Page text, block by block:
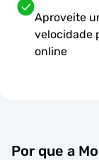
Aproveite
velocidade
online
Por que a